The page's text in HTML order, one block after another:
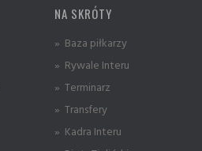
NA SKRÓTY
» Baza piłkarzy
» Rywale Interu
» Terminarz
» Transfery
» Kadra Interu